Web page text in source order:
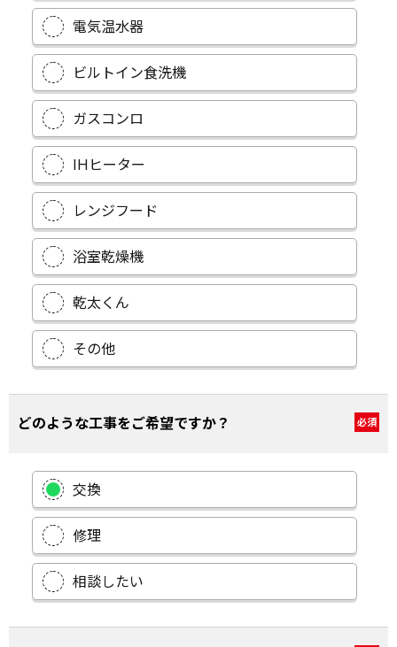
電気温水器
ビルトイン食洗機
ガスコンロ
IHヒーター
レンジフード
浴室乾燥機
乾太くん
その他
どのような工事をご希望ですか？ 必須
交換
修理
相談したい